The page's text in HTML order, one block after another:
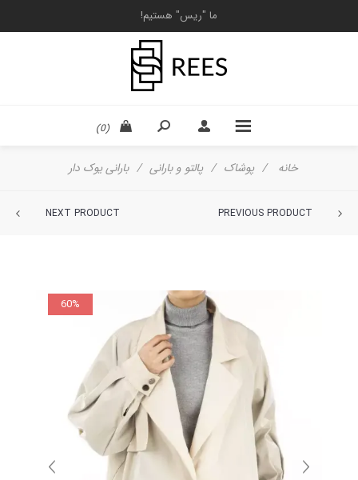
ما "ریس" هستیم!
(0)
خانه / پوشاک / پالتو و بارانی / بارانی يوک دار
PREVIOUS PRODUCT
NEXT PRODUCT
60%